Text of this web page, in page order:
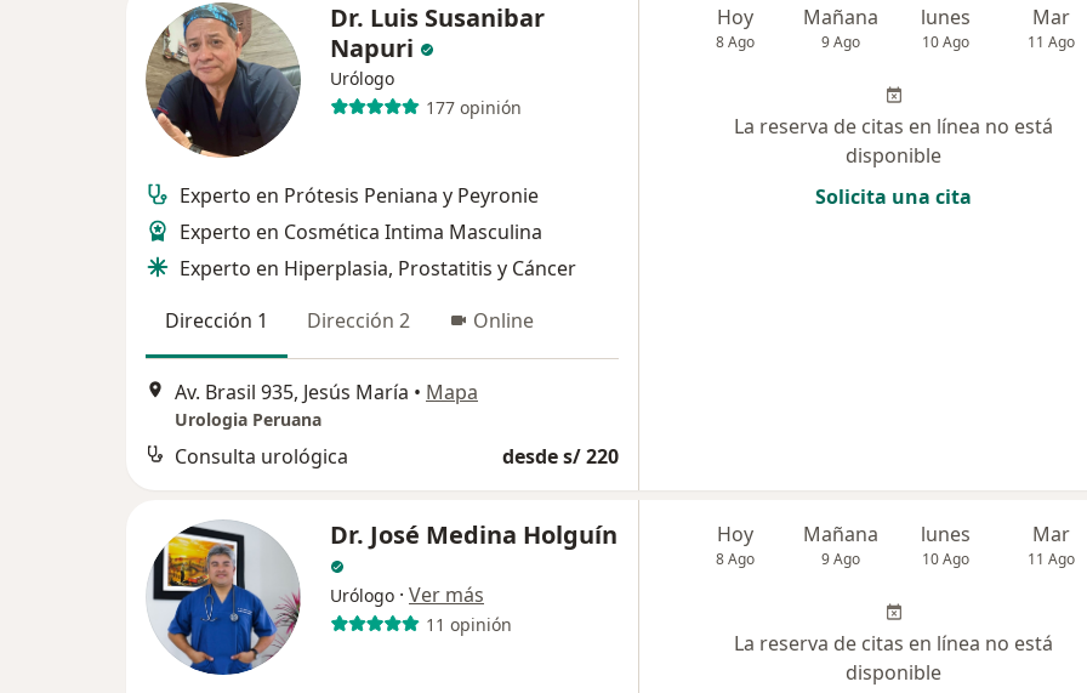
Dr. Luis Susanibar
Napuri
Urólogo
177 opinión
Experto en Prótesis Peniana y Peyronie
Experto en Cosmética Intima Masculina
Experto en Hiperplasia, Prostatitis y Cáncer
Dirección 1
Dirección 2 Online
Av. Brasil 935, Jesús María • Mapa
Urologia Peruana
Consulta urológica desde s/ 220
Hoy
8 Ago
Mañana
9 Ago
lunes
10 Ago
Mar
11 Ago
La reserva de citas en línea no está
disponible
Solicita una cita
Dr. José Medina Holguín
Urólogo · Ver más
11 opinión
Hoy
8 Ago
Mañana
9 Ago
lunes
10 Ago
Mar
11 Ago
La reserva de citas en línea no está
disponible